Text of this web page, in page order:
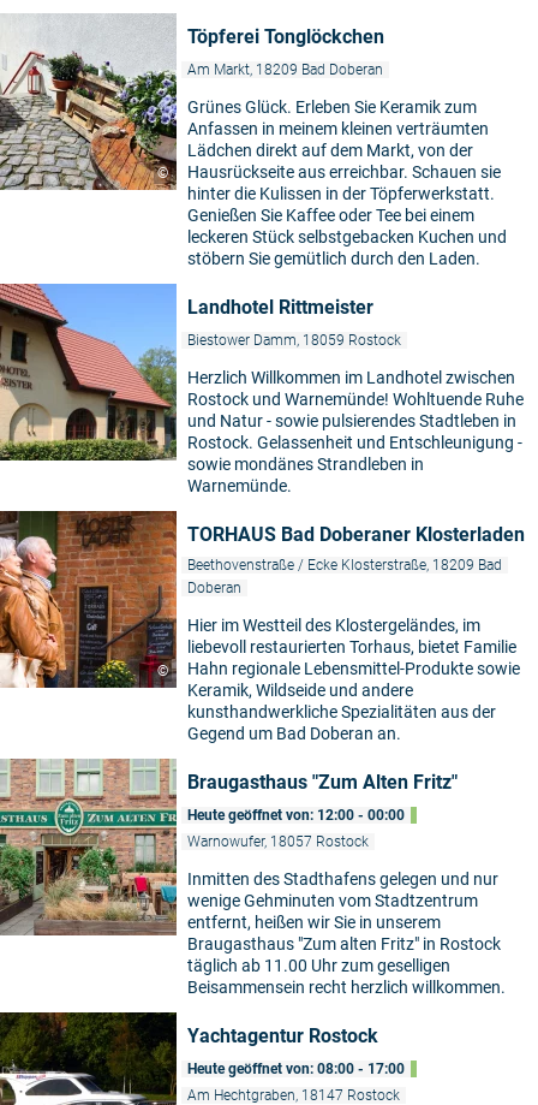
©
Töpferei Tonglöckchen
Am Markt, 18209 Bad Doberan
Grünes Glück. Erleben Sie Keramik zum
Anfassen in meinem kleinen verträumten
Lädchen direkt auf dem Markt, von der
Hausrückseite aus erreichbar. Schauen sie
hinter die Kulissen in der Töpferwerkstatt.
Genießen Sie Kaffee oder Tee bei einem
leckeren Stück selbstgebacken Kuchen und
stöbern Sie gemütlich durch den Laden.
Landhotel Rittmeister
Biestower Damm, 18059 Rostock
Herzlich Willkommen im Landhotel zwischen
Rostock und Warnemünde! Wohltuende Ruhe
und Natur - sowie pulsierendes Stadtleben in
Rostock. Gelassenheit und Entschleunigung -
sowie mondänes Strandleben in
Warnemünde.
©
TORHAUS Bad Doberaner Klosterladen
Beethovenstraße / Ecke Klosterstraße, 18209 Bad
Doberan
Hier im Westteil des Klostergeländes, im
liebevoll restaurierten Torhaus, bietet Familie
Hahn regionale Lebensmittel-Produkte sowie
Keramik, Wildseide und andere
kunsthandwerkliche Spezialitäten aus der
Gegend um Bad Doberan an.
Braugasthaus "Zum Alten Fritz"
Heute geöffnet von: 12:00 - 00:00
Warnowufer, 18057 Rostock
Inmitten des Stadthafens gelegen und nur
wenige Gehminuten vom Stadtzentrum
entfernt, heißen wir Sie in unserem
Braugasthaus "Zum alten Fritz" in Rostock
täglich ab 11.00 Uhr zum geselligen
Beisammensein recht herzlich willkommen.
Yachtagentur Rostock
Heute geöffnet von: 08:00 - 17:00
Am Hechtgraben, 18147 Rostock